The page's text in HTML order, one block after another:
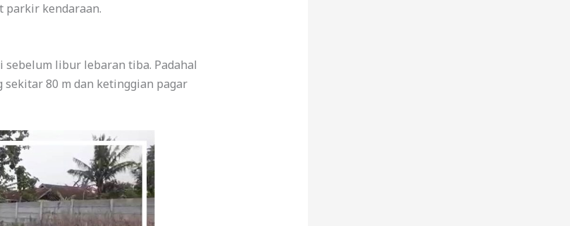
parkir kendaraan.
libur lebaran tiba. Padahal
80 m dan ketinggian pagar